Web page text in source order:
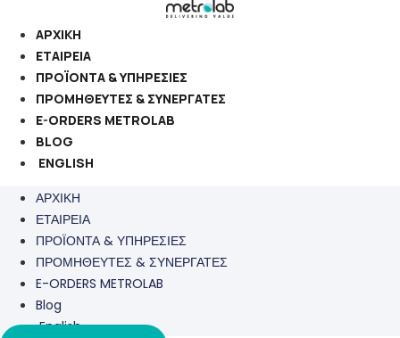
στο
περιεχόμενο
ΑΡΧΙΚΗ
ΕΤΑΙΡΕΙΑ
ΠΡΟΪΟΝΤΑ & ΥΠΗΡΕΣΙΕΣ
ΠΡΟΜΗΘΕΥΤΕΣ & ΣΥΝΕΡΓΑΤΕΣ
E-ORDERS METROLAB
BLOG
ENGLISH
ΑΡΧΙΚΗ
ΕΤΑΙΡΕΙΑ
ΠΡΟΪΟΝΤΑ & ΥΠΗΡΕΣΙΕΣ
ΠΡΟΜΗΘΕΥΤΕΣ & ΣΥΝΕΡΓΑΤΕΣ
E-ORDERS METROLAB
Blog
English